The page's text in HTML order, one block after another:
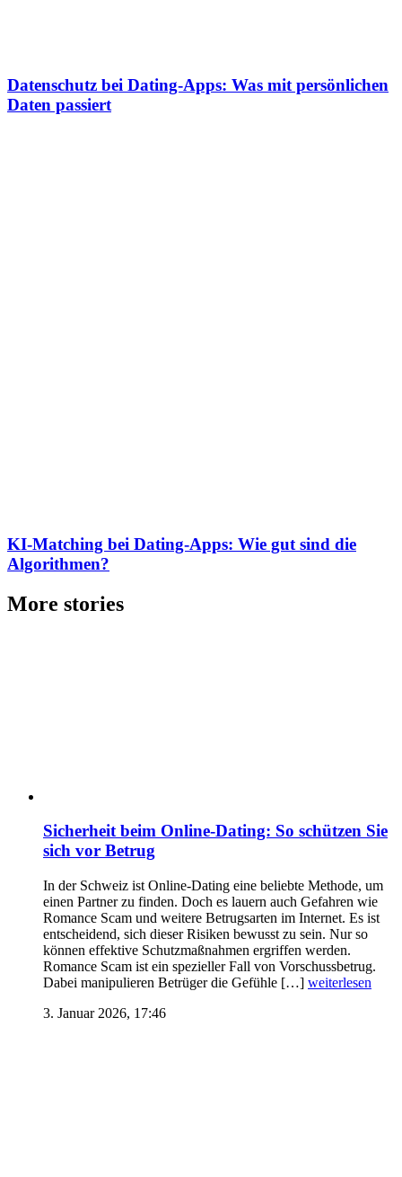
Datenschutz bei Dating-Apps: Was mit persönlichen
Daten passiert
KI-Matching bei Dating-Apps: Wie gut sind die
Algorithmen?
More stories
Sicherheit beim Online-Dating: So schützen Sie
sich vor Betrug
In der Schweiz ist Online-Dating eine beliebte Methode, um
einen Partner zu finden. Doch es lauern auch Gefahren wie
Romance Scam und weitere Betrugsarten im Internet. Es ist
entscheidend, sich dieser Risiken bewusst zu sein. Nur so
können effektive Schutzmaßnahmen ergriffen werden.
Romance Scam ist ein spezieller Fall von Vorschussbetrug.
Dabei manipulieren Betrüger die Gefühle […] weiterlesen
3. Januar 2026, 17:46